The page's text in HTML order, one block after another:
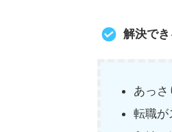
解決で
あっさ
転職が